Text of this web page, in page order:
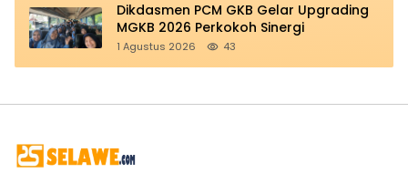
Dikdasmen PCM GKB Gelar Upgrading
MGKB 2026 Perkokoh Sinergi
1 Agustus 2026 43